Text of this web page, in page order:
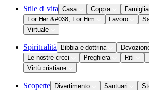
Stile di vita Casa Coppia
Famiglia
For Her &#038; For Him
Lavoro
Virtuale
Spiritualità Bibbia e dottrina
Le nostre croci
Preghiera Riti
Virtù cristiane
Scoperte Divertimento Santuari